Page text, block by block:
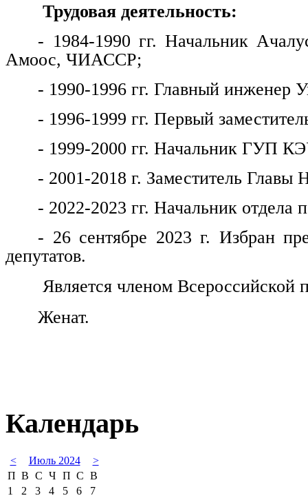
Трудовая деятельность:
- 1984-1990 гг. Начальник
Амоос, ЧИАССР;
- 1990-1996 гг. Главный
- 1996-1999 гг. Первый
- 1999-2000 гг. Начальник ГУП
- 2001-2018 г. Заместитель Главы
- 2022-2023 гг. Начальник
- 26 сентябре 2023 г. Избран
депутатов.
Является членом Всероссийской
Женат.
Календарь
< Июль 2024
>
П В С Ч П С В
1
2 3 4 5 6
7